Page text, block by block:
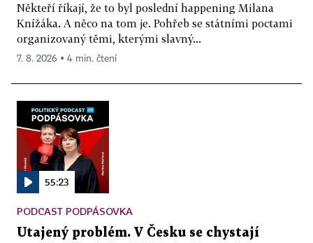
Někteří říkají, že to byl poslední happening Milana
Knížáka. A něco na tom je. Pohřeb se státními poctami
organizovaný těmi, kterými slavný...
7. 8. 2026 ▪ 4 min. čtení
55:23
PODCAST PODPÁSOVKA
Utajený problém. V Česku se chystají